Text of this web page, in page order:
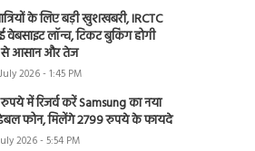
के लिए बड़ी खुशखबरी, IRCTC
वेबसाइट लॉन्च, टिकट बुकिंग होगी
आसान और तेज
2026 - 1:45 PM
में रिजर्व करें Samsung का नया
फोन, मिलेंगे 2799 रुपये के फायदे
2026 - 5:54 PM